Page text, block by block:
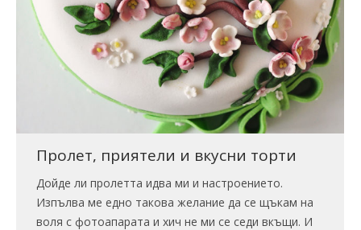
Пролет, приятели и вкусни торти
Дойде ли пролетта идва ми и настроението.
Изпълва ме едно такова желание да се щъкам на
воля с фотоапарата и хич не ми се седи вкъщи. И